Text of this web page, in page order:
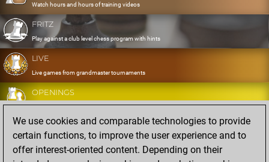
Watch hours and hours of training videos
FRITZ
Play against a club level chess program with hints
LIVE
Live games from grandmaster tournaments
OPENINGS
Develop and exercise your openings
DATABASE
Eight million strong games
We use cookies and comparable technologies to provide
certain functions, to improve the user experience and to
offer interest-oriented content. Depending on their